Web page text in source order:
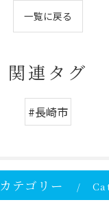
一覧に戻る
関連タグ
#長崎市
カテゴリー